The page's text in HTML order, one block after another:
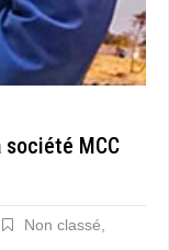
société MCC
Non classé